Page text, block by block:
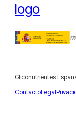
Gliconutrientes
ContactoLegal